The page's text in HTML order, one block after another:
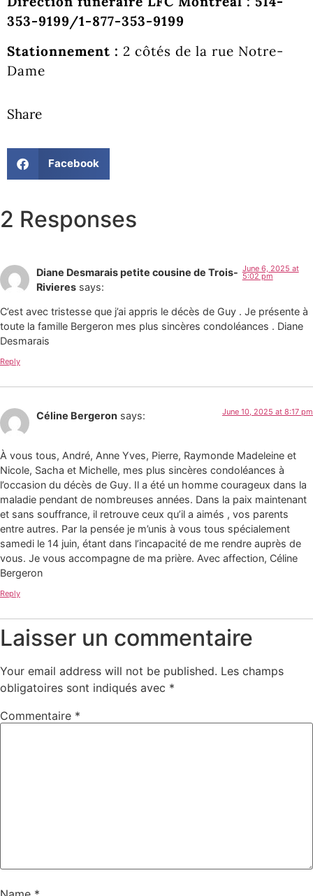
353-9199/1-877-353-9199
Stationnement : 2 côtés de la rue Notre-
Dame
Share
Facebook
2 Responses
Diane Desmarais petite cousine de Trois-
Rivieres says:
June 6, 2025 at
5:02 pm
C’est avec tristesse que j’ai appris le décès de Guy . Je présente à
toute la famille Bergeron mes plus sincères condoléances . Diane
Desmarais
Reply
Céline Bergeron says: June 10, 2025 at 8:17 pm
À vous tous, André, Anne Yves, Pierre, Raymonde Madeleine et
Nicole, Sacha et Michelle, mes plus sincères condoléances à
l’occasion du décès de Guy. Il a été un homme courageux dans la
maladie pendant de nombreuses années. Dans la paix maintenant
et sans souffrance, il retrouve ceux qu’il a aimés , vos parents
entre autres. Par la pensée je m’unis à vous tous spécialement
samedi le 14 juin, étant dans l’incapacité de me rendre auprès de
vous. Je vous accompagne de ma prière. Avec affection, Céline
Bergeron
Reply
Laisser un commentaire
Your email address will not be published. Les champs
obligatoires sont indiqués avec *
Commentaire *